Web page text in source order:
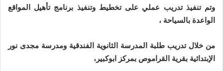
وتم تنفيذ تدريب عملي على تخطيط وتنفيذ برنامج تأهيل المواقع
الواعدة بالسياحة ،
من خلال تدريب طلبة المدرسة الثانوية الفندقية ومدرسة مجدى نور
الإبتدائية بقرية القراموص بمركز ابوكبير،